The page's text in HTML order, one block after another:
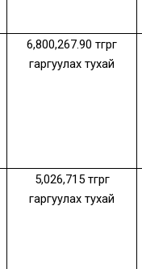
6,800,267.90 төгрөг
гаргуулах тухай
5,026,715төгрөг
гаргуулах тухай